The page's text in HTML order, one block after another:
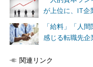
が上位に、IT
「給料」「人
感じる転職先企
関連リンク